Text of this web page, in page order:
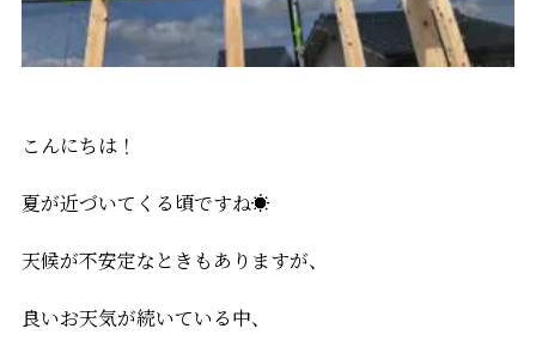
こんにちは！
夏が近づいてくる頃ですね☀
天候が不安定なときもありますが、
良いお天気が続いている中、